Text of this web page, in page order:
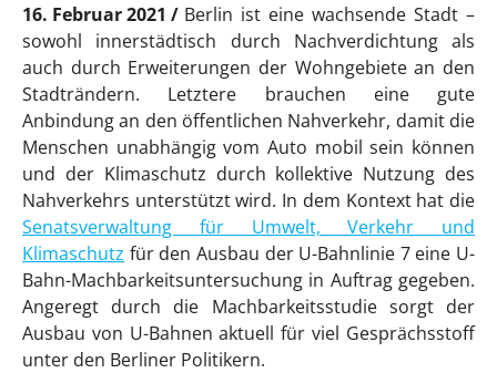
16. Februar 2021
Berlin ist eine wachsende Stadt –
sowohl innerstädtisch durch Nachverdichtung als
auch durch Erweiterungen der Wohngebiete an den
Stadträndern. Letztere brauchen eine gute
Anbindung an den öffentlichen Nahverkehr, damit die
Menschen unabhängig vom Auto mobil sein können
und der Klimaschutz durch kollektive Nutzung des
Nahverkehrs unterstützt wird. In dem Kontext hat die
Senatsverwaltung für Umwelt, Verkehr und
Klimaschutz für den Ausbau der U-Bahnlinie 7 eine U-
Bahn-Machbarkeitsuntersuchung in Auftrag gegeben.
Angeregt durch die Machbarkeitsstudie sorgt der
Ausbau von U-Bahnen aktuell für viel Gesprächsstoff
unter den Berliner Politikern.